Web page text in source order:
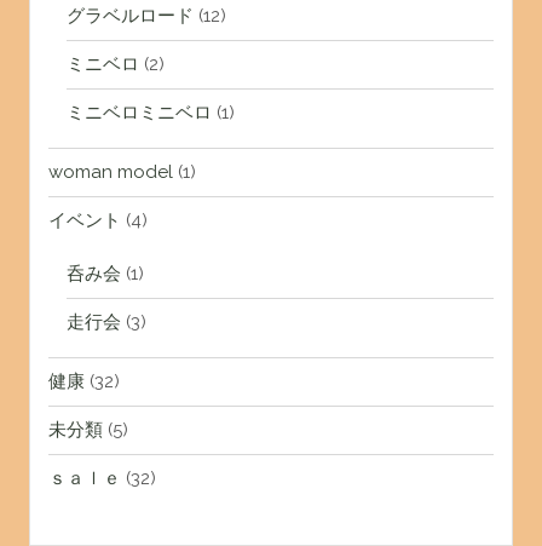
グラベルロード (12)
ミニベロ (2)
ミニベロミニベロ (1)
woman model(1)
イベント (4)
呑み会 (1)
走行会 (3)
健康(32)
未分類(5)
ｓａｌｅ (32)